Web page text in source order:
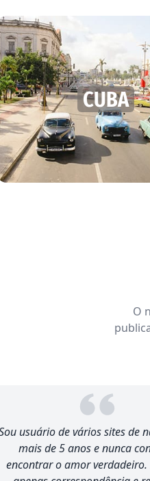
CUBA
O
usuário de vários sites de
mais de 5 anos e nunca
encontrar o amor verdadeiro.